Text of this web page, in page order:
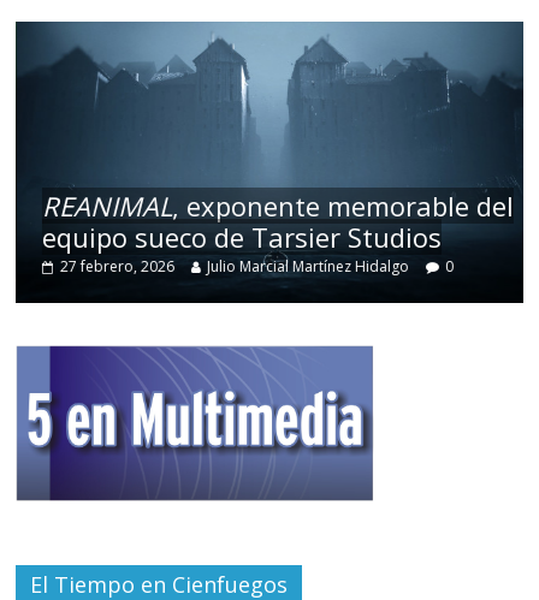
REANIMAL, exponente memorable del
equipo sueco de Tarsier Studios
27 febrero, 2026 Julio Marcial Martínez Hidalgo 0
El Tiempo en Cienfuegos